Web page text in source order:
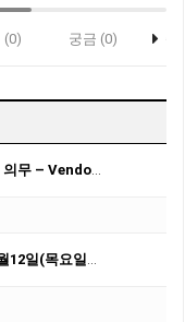
(0) 궁금 (0)
Verification 꼭 확인하세요.
요일) 정오 12시